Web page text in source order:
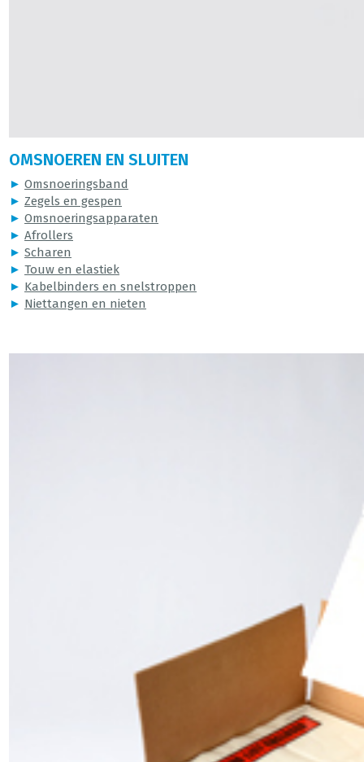
OMSNOEREN EN SLUITEN
► Omsnoeringsband
► Zegels en gespen
► Omsnoeringsapparaten
► Afrollers
► Scharen
► Touw en elastiek
► Kabelbinders en snelstroppen
► Niettangen en nieten